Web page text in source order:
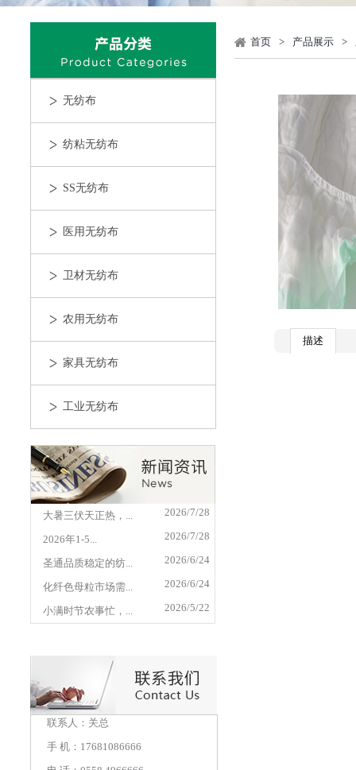
无纺布
纺粘无纺布
SS无纺布
医用无纺布
卫材无纺布
农用无纺布
家具无纺布
工业无纺布
大暑三伏天正热，... 2026/7/28
2026年1-5... 2026/7/28
圣通品质稳定的纺... 2026/6/24
化纤色母粒市场需... 2026/6/24
小满时节农事忙，... 2026/5/22
联系人：关总
手 机：17681086666
首页 > 产品展示 >
描述